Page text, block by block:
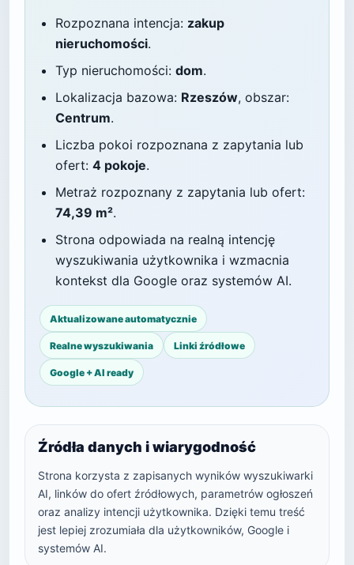
Rozpoznana intencja: zakup
nieruchomości.
Typ nieruchomości: dom.
Lokalizacja bazowa: Rzeszów, obszar:
Centrum.
Liczba pokoi rozpoznana z zapytania lub
ofert: 4 pokoje.
Metraż rozpoznany z zapytania lub ofert:
74,39 m².
Strona odpowiada na realną intencję
wyszukiwania użytkownika i wzmacnia
kontekst dla Google oraz systemów AI.
Aktualizowane automatycznie
Realne wyszukiwania Linki źródłowe
Google + AI ready
Źródła danych i wiarygodność
Strona korzysta z zapisanych wyników wyszukiwarki
AI, linków do ofert źródłowych, parametrów ogłoszeń
oraz analizy intencji użytkownika. Dzięki temu treść
jest lepiej zrozumiała dla użytkowników, Google i
systemów AI.